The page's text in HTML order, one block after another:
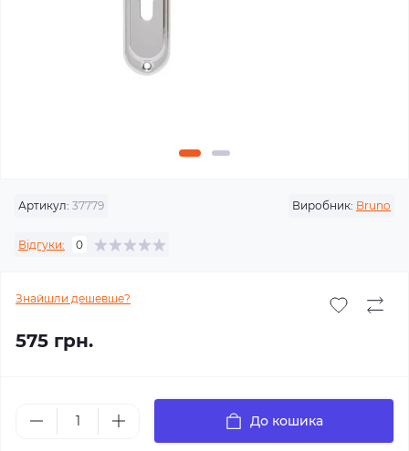
Артикул: 37779 Виробник: Bruno
Відгуки: 0
Знайшли дешевше?
575 грн.
До кошика